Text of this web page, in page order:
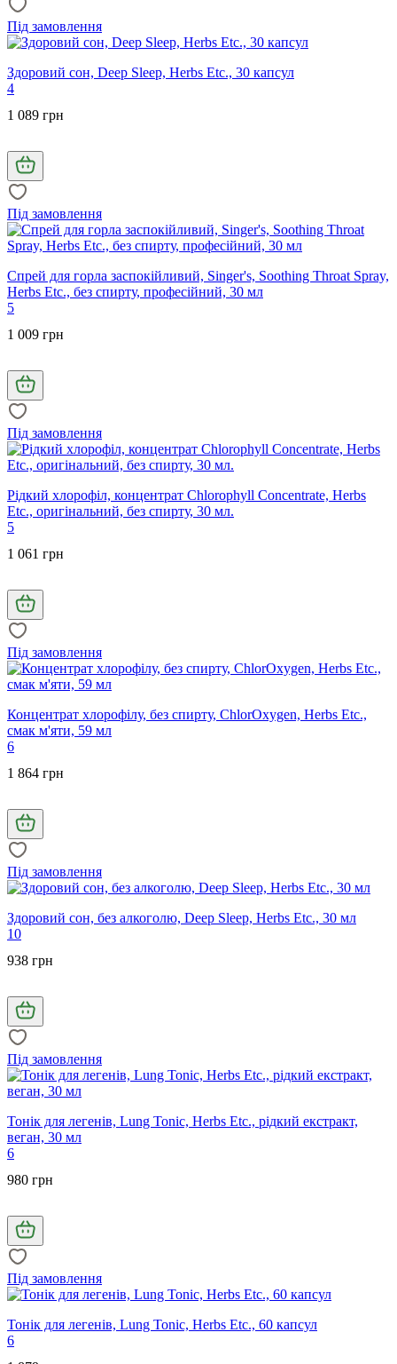
Під замовлення
Здоровий сон, Deep Sleep, Herbs Etc., 30 капсул
4
1 089 грн
Під замовлення
Спрей для горла заспокійливий, Singer's, Soothing Throat Spray,
Herbs Etc., без спирту, професійний, 30 мл
5
1 009 грн
Під замовлення
Рідкий хлорофіл, концентрат Chlorophyll Concentrate, Herbs
Etc., оригінальний, без спирту, 30 мл.
5
1 061 грн
Під замовлення
Концентрат хлорофілу, без спирту, ChlorOxygen, Herbs Etc.,
смак м'яти, 59 мл
6
1 864 грн
Під замовлення
Здоровий сон, без алкоголю, Deep Sleep, Herbs Etc., 30 мл
10
938 грн
Під замовлення
Тонік для легенів, Lung Tonic, Herbs Etc., рідкий екстракт,
веган, 30 мл
6
980 грн
Під замовлення
Тонік для легенів, Lung Tonic, Herbs Etc., 60 капсул
6